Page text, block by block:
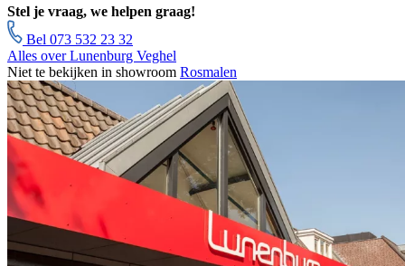
Stel je vraag, we helpen graag!
Bel 073 532 23 32
Alles over Lunenburg Veghel
Niet te bekijken in showroom Rosmalen